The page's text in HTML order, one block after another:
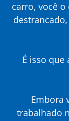
carro, você
É isso que
Embora
trabalhado